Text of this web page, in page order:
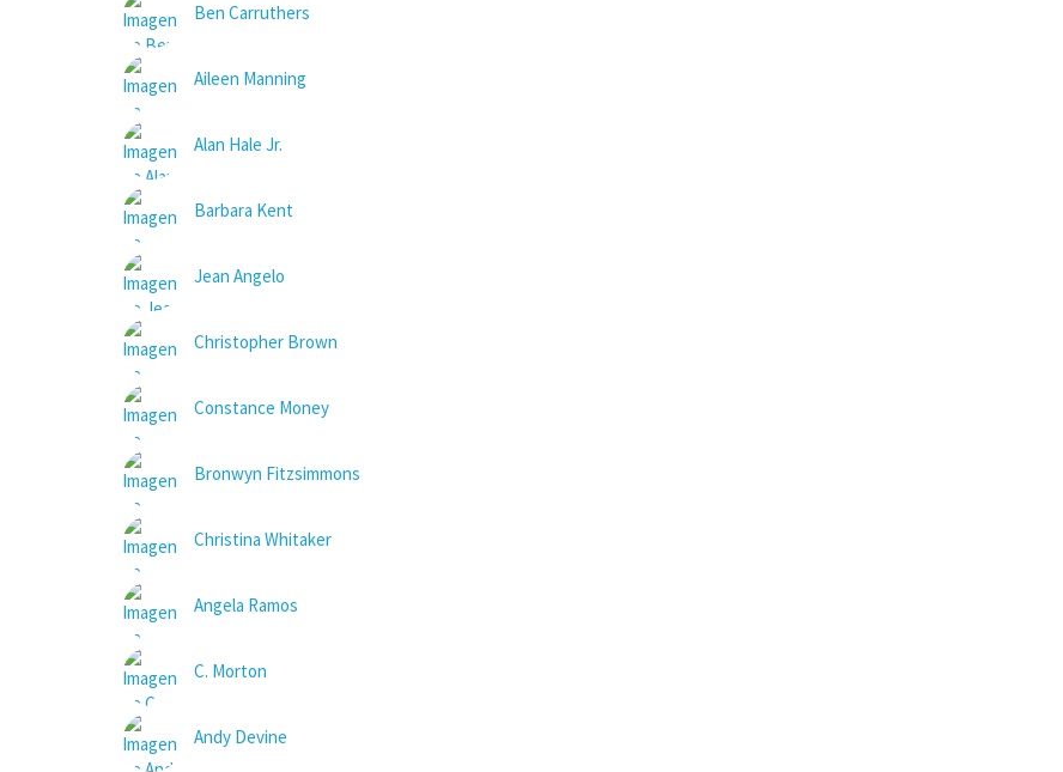
Ben Carruthers
Aileen Manning
Alan Hale Jr.
Barbara Kent
Jean Angelo
Christopher Brown
Constance Money
Bronwyn Fitzsimmons
Christina Whitaker
Angela Ramos
C. Morton
Andy Devine